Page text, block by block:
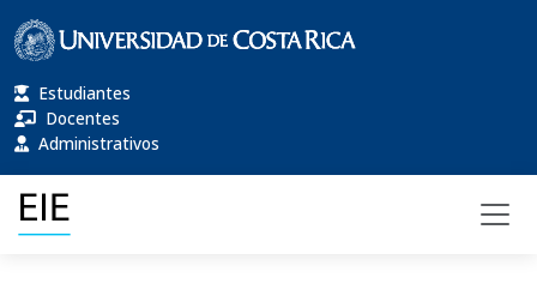
Estudiantes
Docentes
Administrativos